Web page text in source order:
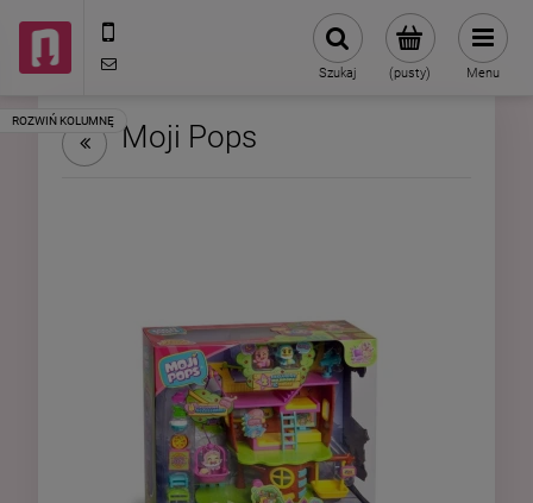
(pusty)
Szukaj Menu
Moji Pops